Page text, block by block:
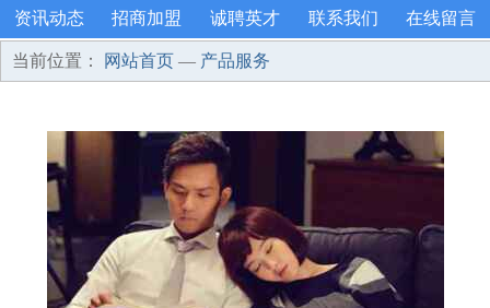
资讯动态 招商加盟 诚聘英才 联系我们 在线留言
当前位置： 网站首页 — 产品服务